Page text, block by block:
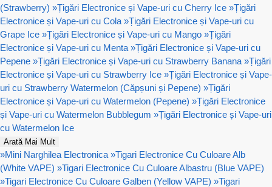
(Strawberry) »Țigări Electronice și Vape-uri cu Cherry Ice »Țigări
Electronice și Vape-uri cu Cola »Țigări Electronice și Vape-uri cu
Grape Ice »Țigări Electronice și Vape-uri cu Mango »Țigări
Electronice și Vape-uri cu Menta »Țigări Electronice și Vape-uri cu
Pepene »Țigări Electronice și Vape-uri cu Strawberry Banana »Țigări
Electronice și Vape-uri cu Strawberry Ice »Țigări Electronice și Vape-
uri cu Strawberry Watermelon (Căpșuni și Pepene) »Țigări
Electronice și Vape-uri cu Watermelon (Pepene) »Țigări Electronice
și Vape-uri cu Watermelon Bubblegum »Țigări Electronice și Vape-uri
cu Watermelon Ice
Arată Mai Mult
»Mini Narghilea Electronica »Tigari Electronice Cu Culoare Alb
(White VAPE) »Tigari Electronice Cu Culoare Albastru (Blue VAPE)
»Tigari Electronice Cu Culoare Galben (Yellow VAPE) »Tigari